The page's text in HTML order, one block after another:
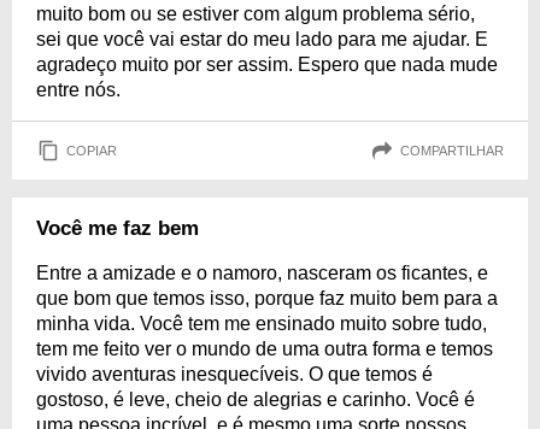
muito bom ou se estiver com algum problema sério,
sei que você vai estar do meu lado para me ajudar. E
agradeço muito por ser assim. Espero que nada mude
entre nós.
COPIAR COMPARTILHAR
Você me faz bem
Entre a amizade e o namoro, nasceram os ficantes, e
que bom que temos isso, porque faz muito bem para a
minha vida. Você tem me ensinado muito sobre tudo,
tem me feito ver o mundo de uma outra forma e temos
vivido aventuras inesquecíveis. O que temos é
gostoso, é leve, cheio de alegrias e carinho. Você é
uma pessoa incrível, e é mesmo uma sorte nossos